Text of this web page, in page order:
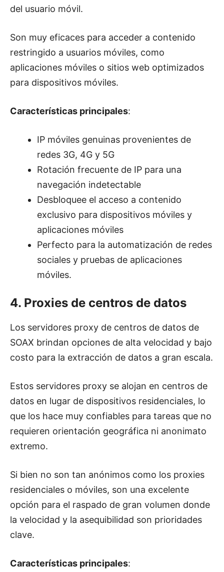
del usuario móvil.
Son muy eficaces para acceder a contenido
restringido a usuarios móviles, como
aplicaciones móviles o sitios web optimizados
para dispositivos móviles.
Características principales:
IP móviles genuinas provenientes de
redes 3G, 4G y 5G
Rotación frecuente de IP para una
navegación indetectable
Desbloquee el acceso a contenido
exclusivo para dispositivos móviles y
aplicaciones móviles
Perfecto para la automatización de redes
sociales y pruebas de aplicaciones
móviles.
4. Proxies de centros de datos
Los servidores proxy de centros de datos de
SOAX brindan opciones de alta velocidad y bajo
costo para la extracción de datos a gran escala.
Estos servidores proxy se alojan en centros de
datos en lugar de dispositivos residenciales, lo
que los hace muy confiables para tareas que no
requieren orientación geográfica ni anonimato
extremo.
Si bien no son tan anónimos como los proxies
residenciales o móviles, son una excelente
opción para el raspado de gran volumen donde
la velocidad y la asequibilidad son prioridades
clave.
Características principales: